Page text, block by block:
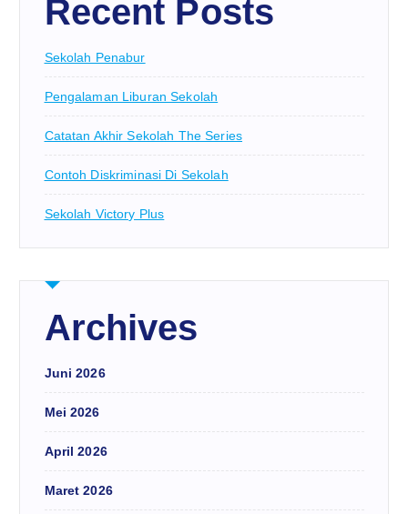
Recent Posts
Sekolah Penabur
Pengalaman Liburan Sekolah
Catatan Akhir Sekolah The Series
Contoh Diskriminasi Di Sekolah
Sekolah Victory Plus
Archives
Juni 2026
Mei 2026
April 2026
Maret 2026